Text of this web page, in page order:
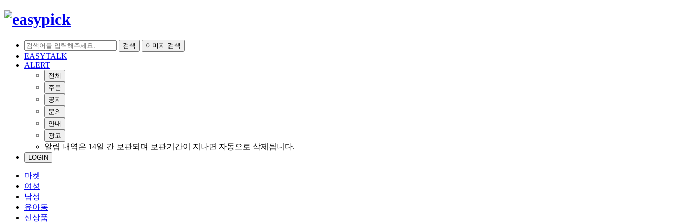
검색 이미지 검색
EASYTALK
ALERT
전체
주문
공지
문의
안내
광고
알림 내역은 14일 간 보관되며 보관기간이 지나면 자동으로 삭제됩니다.
LOGIN
마켓
여성
남성
유아동
신상품